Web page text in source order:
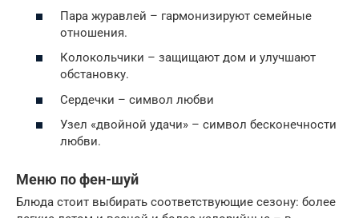
Пара журавлей – гармонизируют семейные
отношения.
Колокольчики – защищают дом и улучшают
обстановку.
Сердечки – символ любви
Узел «двойной удачи» – символ бесконечности
любви.
Меню по фен-шуй
Блюда стоит выбирать соответствующие сезону: более